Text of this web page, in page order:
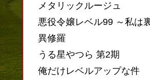
メタリックルージュ
悪役令嬢レベル99 ～私は
異修羅
うる星やつら 第2期
俺だけレベルアップな件